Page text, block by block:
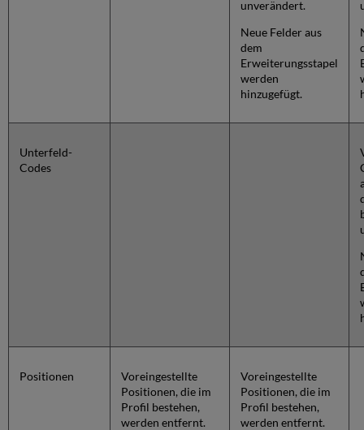
unverändert.
Neue Felder aus
dem
Erweiterungsstapel
werden
hinzugefügt.
Unterfeld-
Codes
Positionen
Voreingestellte
Positionen, die im
Profil bestehen,
werden entfernt.
Voreingestellte
Positionen, die im
Profil bestehen,
werden entfernt.